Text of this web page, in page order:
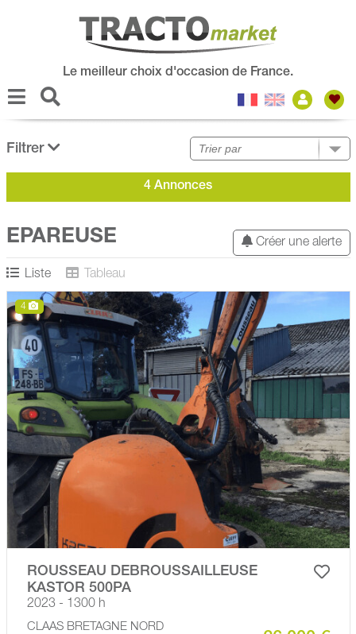
Le meilleur choix d'occasion de France.
Filtrer
4 Annonces
Créer une alerte
EPAREUSE
Liste Tableau
4
ROUSSEAU DEBROUSSAILLEUSE
KASTOR 500PA
2023 - 1300 h
CLAAS BRETAGNE NORD